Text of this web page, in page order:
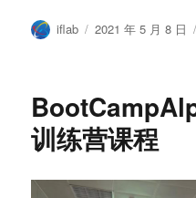
作
iflab
发
2021 年 5 月 8 日
训练营课程